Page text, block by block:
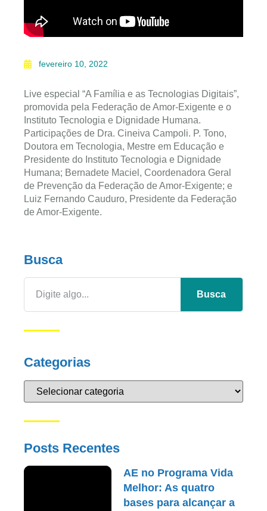
fevereiro 10, 2022
Live especial “A Família e as Tecnologias Digitais”,
promovida pela Federação de Amor-Exigente e o
Instituto Tecnologia e Dignidade Humana.
Participações de Dra. Cineiva Campoli. P. Tono,
Doutora em Tecnologia, Mestre em Educação e
Presidente do Instituto Tecnologia e Dignidade
Humana; Bernadete Maciel, Coordenadora Geral
de Prevenção da Federação de Amor-Exigente; e
Luiz Fernando Cauduro, Presidente da Federação
de Amor-Exigente.
Busca
Busca
Categorias
Posts Recentes
AE no Programa Vida
Melhor: As quatro
bases para alcançar a